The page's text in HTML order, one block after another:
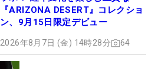
『ARIZONA DESERT』コレクショ
ン、9月15日限定デビュー
2026年8月7日 (金) 14時28分 64